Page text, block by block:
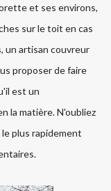
et ses environs,
sur le toit en cas
un artisan couvreur
proposer de faire
est un
la matière. N'oubliez
plus rapidement